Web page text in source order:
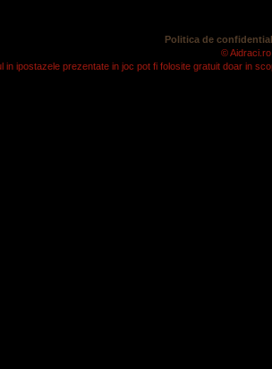
Politica de
©
in ipostazele prezentate in joc pot fi folosite gratuit doar in